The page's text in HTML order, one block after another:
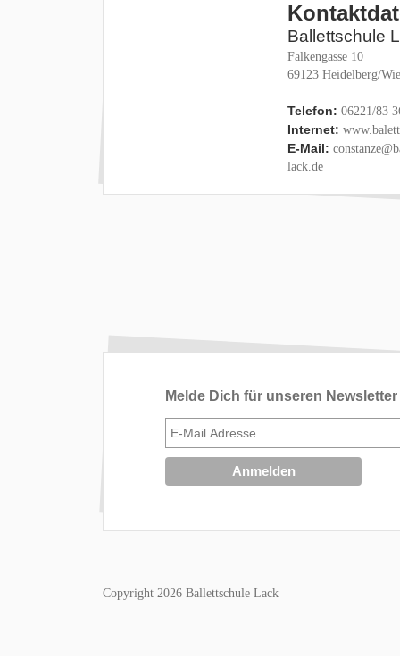
Ballettschule
Falkengasse 10
69123 Heidelberg/
Telefon: 06221/83
Internet:
E-Mail:
lack.de
Melde Dich für unseren
Copyright 2026 Ballettschule Lack